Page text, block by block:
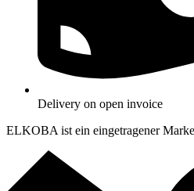
Delivery on open invoice
ELKOBA ist ein eingetragener